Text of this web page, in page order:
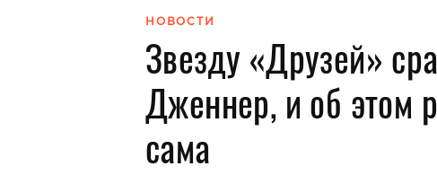
ПОКОЛЕНИЕ
НОВОСТИ
Звезду «Друзей»
Дженнер, и об этом
сама